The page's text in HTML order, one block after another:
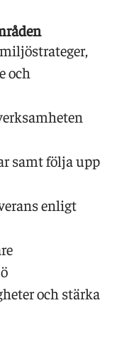
och
samt följa upp
enligt
och stärka